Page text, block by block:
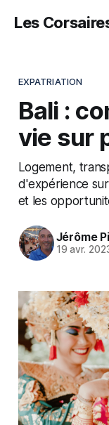
Les
EXPATRIATION
Bali :
vie sur
Logement,
d'expérience
et les
Jérôme
19 avr.